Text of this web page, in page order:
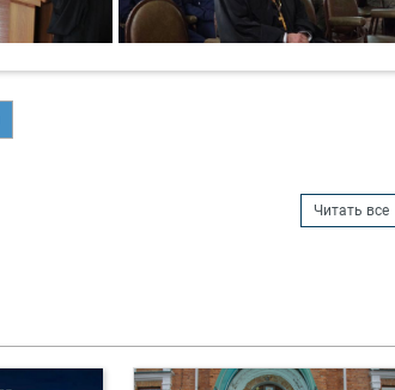
Читать все